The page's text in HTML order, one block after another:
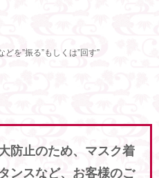
を”振る”もしくは”回す”
防止のため、マスク着
ンスなど、お客様のご